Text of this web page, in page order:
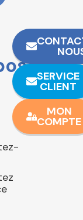
SERVICE
CLIENT
MON
COMPTE